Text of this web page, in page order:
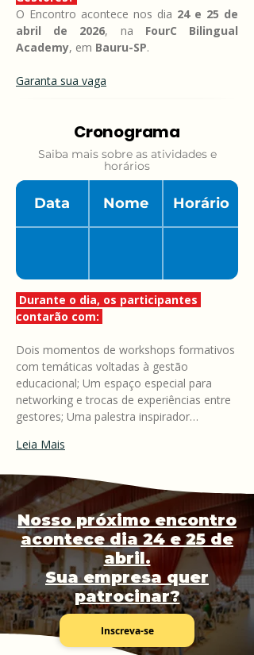
O Encontro acontece nos dia 24 e 25 de
abril de 2026, na FourC Bilingual
Academy, em Bauru-SP.
Garanta sua vaga
Cronograma
Saiba mais sobre as atividades e
horários
Data Nome Horário
30/05/2025
contarão com:
Dois momentos de workshops formativos
com temáticas voltadas à gestão
educacional; Um espaço especial para
networking e trocas de experiências entre
gestores; Uma palestra inspirador…
Leia Mais
Nosso próximo encontro
acontece dia 24 e 25 de
abril.
Sua empresa quer
patrocinar?
Inscreva-se